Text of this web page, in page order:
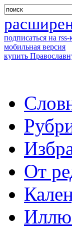
подписаться на rss-
мобильная версия
купить
От